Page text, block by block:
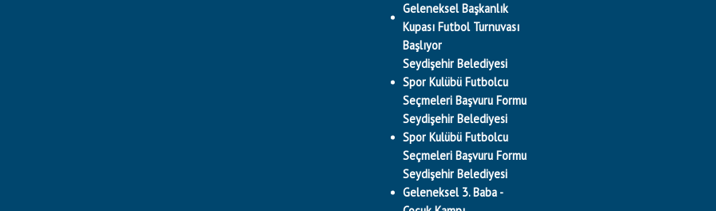
Geleneksel Başkanlık
Kupası Futbol Turnuvası
Başlıyor
Seydişehir Belediyesi
Spor Kulübü Futbolcu
Seçmeleri Başvuru Formu
Seydişehir Belediyesi
Spor Kulübü Futbolcu
Seçmeleri Başvuru Formu
Seydişehir Belediyesi
Geleneksel 3. Baba -